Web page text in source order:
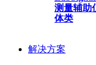
测量辅助
体类
解决方案